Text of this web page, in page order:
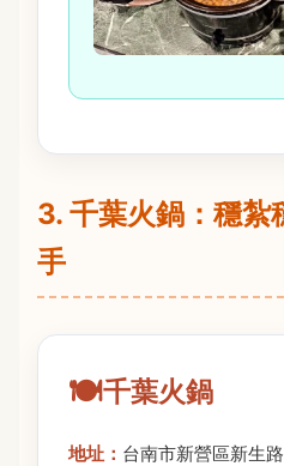
3. 千葉火鍋：穩紮
手
千葉火鍋
地址： 台南市新營區新生路